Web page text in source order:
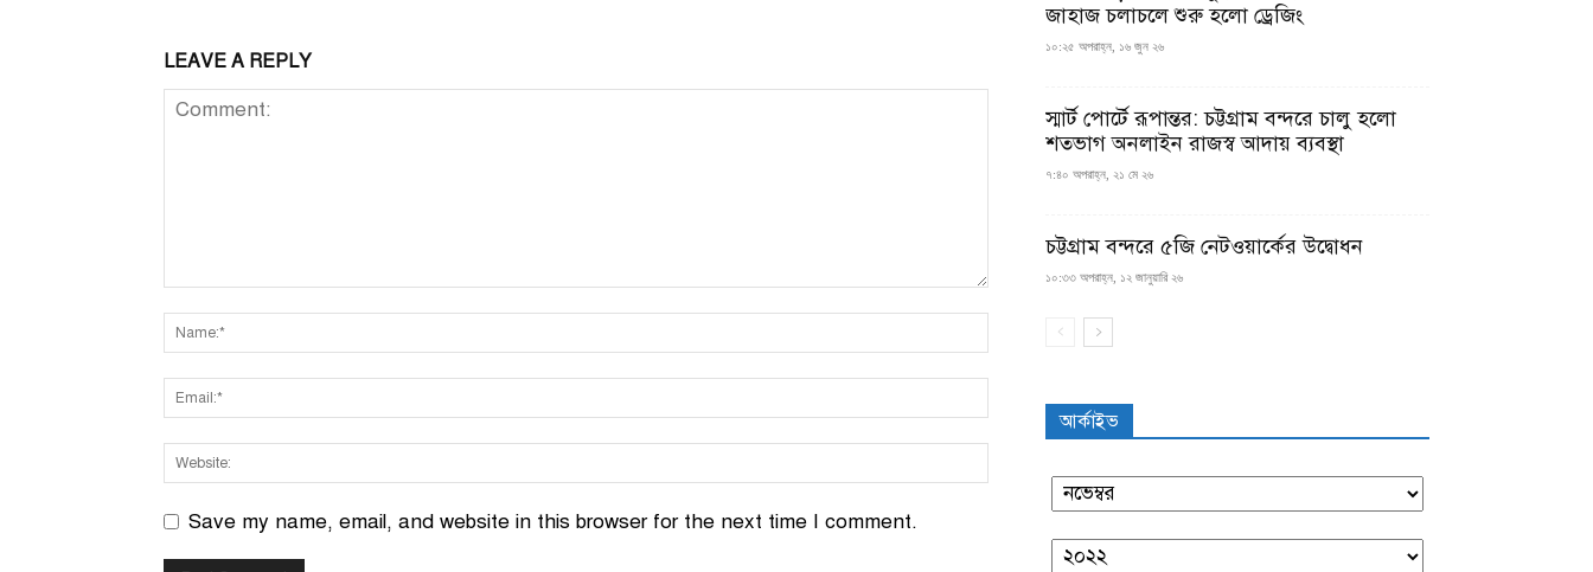
LEAVE A REPLY
Save my name, email, and website in this browser for the next time I comment.
জাহাজ চলাচলে শুরু হলো ড্রেজিং
১০:২৫ অপরাহ্ন, ১৬ জুন ২৬
স্মার্ট পোর্টে রূপান্তর: চট্টগ্রাম বন্দরে চালু হলো
শতভাগ অনলাইন রাজস্ব আদায় ব্যবস্থা
৭:৪০ অপরাহ্ন, ২১ মে ২৬
চট্টগ্রাম বন্দরে ৫জি নেটওয়ার্কের উদ্বোধন
১০:৩৩ অপরাহ্ন, ১২ জানুয়ারি ২৬
আর্কাইভ